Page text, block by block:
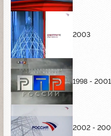
2003
1998 - 2001
2002 -